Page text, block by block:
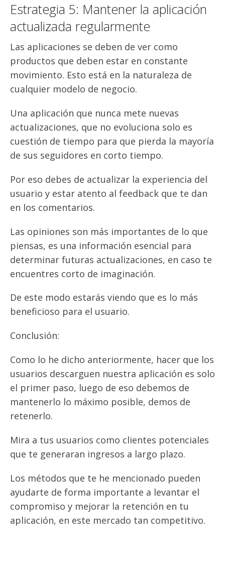
Estrategia 5: Mantener la aplicación
actualizada regularmente
Las aplicaciones se deben de ver como
productos que deben estar en constante
movimiento. Esto está en la naturaleza de
cualquier modelo de negocio.
Una aplicación que nunca mete nuevas
actualizaciones, que no evoluciona solo es
cuestión de tiempo para que pierda la mayoría
de sus seguidores en corto tiempo.
Por eso debes de actualizar la experiencia del
usuario y estar atento al feedback que te dan
en los comentarios.
Las opiniones son más importantes de lo que
piensas, es una información esencial para
determinar futuras actualizaciones, en caso te
encuentres corto de imaginación.
De este modo estarás viendo que es lo más
beneficioso para el usuario.
Conclusión:
Como lo he dicho anteriormente, hacer que los
usuarios descarguen nuestra aplicación es solo
el primer paso, luego de eso debemos de
mantenerlo lo máximo posible, demos de
retenerlo.
Mira a tus usuarios como clientes potenciales
que te generaran ingresos a largo plazo.
Los métodos que te he mencionado pueden
ayudarte de forma importante a levantar el
compromiso y mejorar la retención en tu
aplicación, en este mercado tan competitivo.